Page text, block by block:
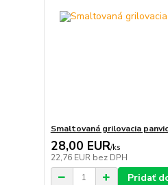
Smaltovaná grilovacia
28,00 EUR/ks
22,76 EUR bez DPH
Pridať